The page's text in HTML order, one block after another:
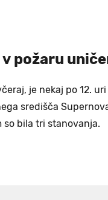
požaru
je nekaj po 12.
središča
so bila tri stanovanja.